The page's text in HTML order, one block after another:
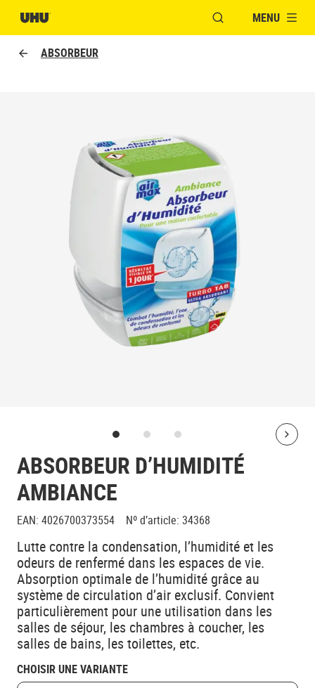
OUVRIR LAMENU
ABSORBEUR
ABSORBEUR D’HUMIDITÉ
AMBIANCE
EAN: 4026700373554 Nº d’article: 34368
Lutte contre la condensation, l’humidité et les
odeurs de renfermé dans les espaces de vie.
Absorption optimale de l’humidité grâce au
système de circulation d’air exclusif. Convient
particulièrement pour une utilisation dans les
salles de séjour, les chambres à coucher, les
salles de bains, les toilettes, etc.
CHOISIR UNE VARIANTE